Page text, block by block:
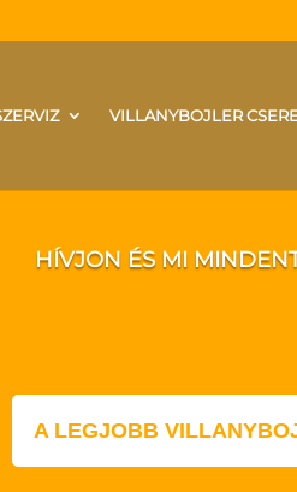
VILLANYBOJLER
HÍVJON ÉS MI
A LEGJOBB